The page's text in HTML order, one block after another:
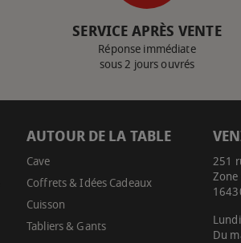
SERVICE APRÈS VENTE
Réponse immédiate
sous 2 jours ouvrés
AUTOUR DE LA TABLE
Cave
Coffrets & Idées Cadeaux
Cuisson
Tabliers & Gants
251
Du